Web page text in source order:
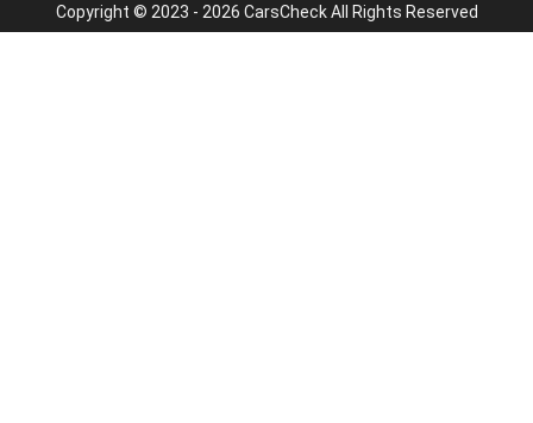
Copyright © 2023 - 2026 CarsCheck All Rights Reserved